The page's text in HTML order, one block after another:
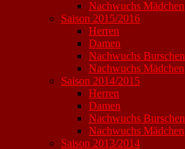
Nachwuchs Mädchen
Saison 2015/2016
Herren
Damen
Nachwuchs Burschen
Nachwuchs Mädchen
Saison 2014/2015
Herren
Damen
Nachwuchs Burschen
Nachwuchs Mädchen
Saison 2013/2014